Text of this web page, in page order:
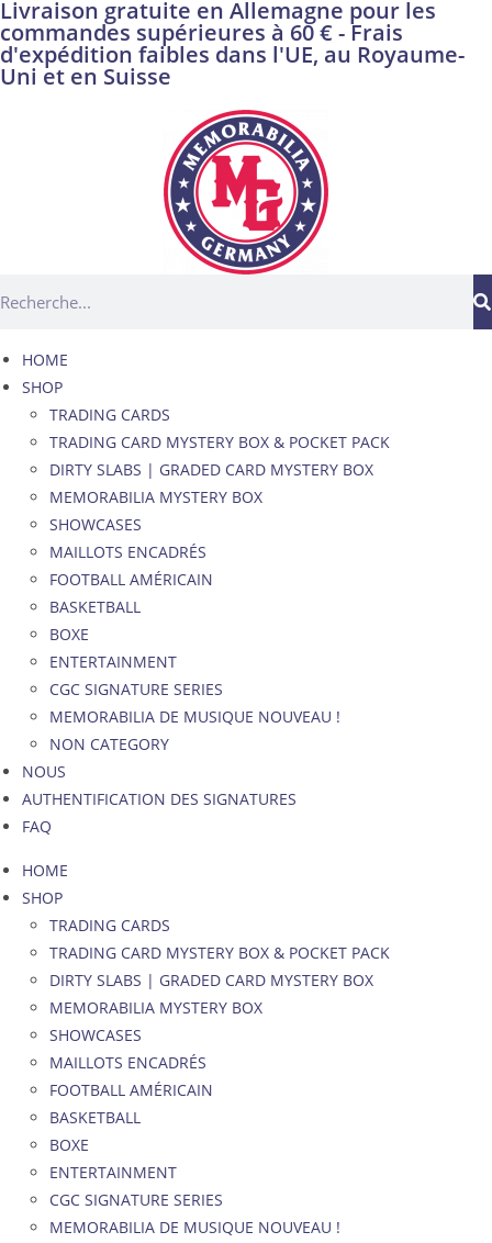
Livraison gratuite en Allemagne pour les
commandes supérieures à 60 € - Frais
d'expédition faibles dans l'UE, au Royaume-
Uni et en Suisse
HOME
SHOP
TRADING CARDS
TRADING CARD MYSTERY BOX & POCKET PACK
DIRTY SLABS | GRADED CARD MYSTERY BOX
MEMORABILIA MYSTERY BOX
SHOWCASES
MAILLOTS ENCADRÉS
FOOTBALL AMÉRICAIN
BASKETBALL
BOXE
ENTERTAINMENT
CGC SIGNATURE SERIES
MEMORABILIA DE MUSIQUE NOUVEAU !
NON CATEGORY
NOUS
AUTHENTIFICATION DES SIGNATURES
FAQ
HOME
SHOP
TRADING CARDS
TRADING CARD MYSTERY BOX & POCKET PACK
DIRTY SLABS | GRADED CARD MYSTERY BOX
MEMORABILIA MYSTERY BOX
SHOWCASES
MAILLOTS ENCADRÉS
FOOTBALL AMÉRICAIN
BASKETBALL
BOXE
ENTERTAINMENT
CGC SIGNATURE SERIES
MEMORABILIA DE MUSIQUE NOUVEAU !